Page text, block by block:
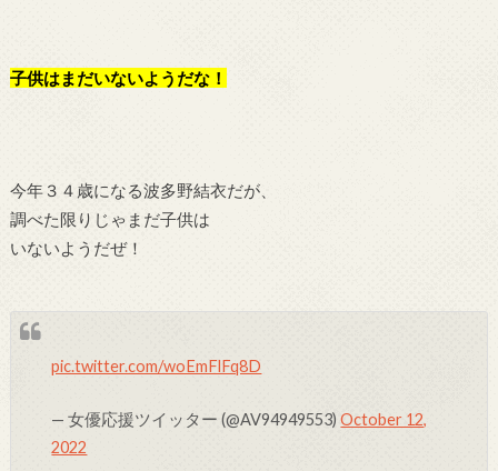
子供はまだいないようだな！
今年３４歳になる波多野結衣だが、
調べた限りじゃまだ子供は
いないようだぜ！
pic.twitter.com/woEmFlFq8D
— 女優応援ツイッター (@AV94949553)October 12,
2022